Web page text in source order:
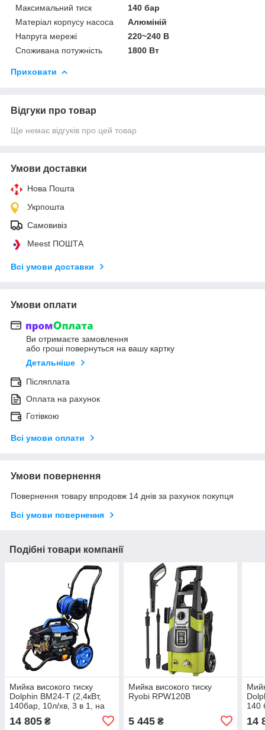
Максимальний тиск
140 бар
Матеріал корпусу насоса
Алюміній
Напруга мережі
220~240 В
Споживана потужність
1800 Вт
Приховати
Відгуки про товар
Ще немає відгуків про цей товар
Умови доставки
Нова Пошта
Укрпошта
Самовивіз
Meest ПОШТА
Всі умови доставки
Умови оплати
Ви отримаєте замовлення
або гроші повернуться на вашу картку
Детальніше
Післяплата
Оплата на рахунок
Готівкою
Всі умови оплати
Умови повернення
Повернення товару впродовж 14 днів за рахунок покупця
Всі умови повернення
Подібні товари компанії
Мийка високого тиску
Dolphin BM24-T (2,4кВт,
140бар, 10л/хв, 3 в 1, на
колесах, настінне кріпл.,
котушка зі шлангом 15м)
14 805 ₴
Мийка високого тиску
Ryobi RPW120B
5 445₴
140
14